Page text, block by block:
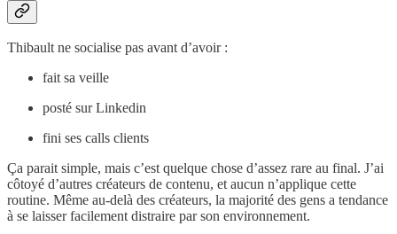
Thibault ne socialise pas avant d’avoir :
fait sa veille
posté sur Linkedin
fini ses calls clients
Ça parait simple, mais c’est quelque chose d’assez rare au final. J’ai
côtoyé d’autres créateurs de contenu, et aucun n’applique cette
routine. Même au-delà des créateurs, la majorité des gens a tendance
à se laisser facilement distraire par son environnement.